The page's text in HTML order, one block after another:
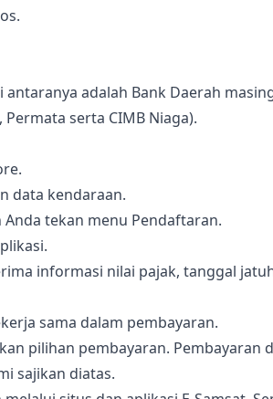
adalah Bank Daerah
Permata serta CIMB Niaga).
data kendaraan.
tekan menu Pendaftaran.
informasi nilai pajak, tanggal
sama dalam pembayaran.
pilihan pembayaran. Pembayaran
sajikan diatas.